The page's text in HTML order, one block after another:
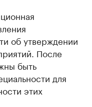
об утверждении
После
быть
для
этих